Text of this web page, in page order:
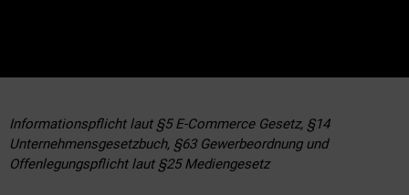
Informationspflicht laut §5 E-Commerce Gesetz, §14
Unternehmensgesetzbuch, §63 Gewerbeordnung und
Offenlegungspflicht laut §25 Mediengesetz